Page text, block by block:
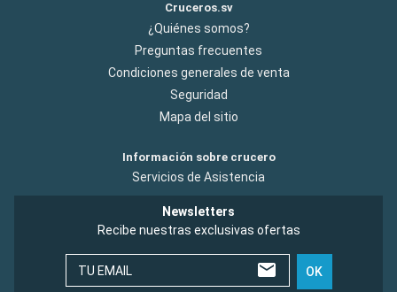
Cruceros.sv
¿Quiénes somos?
Preguntas frecuentes
Condiciones generales de venta
Seguridad
Mapa del sitio
Información sobre crucero
Servicios de Asistencia
Newsletters
Recibe nuestras exclusivas ofertas
TU EMAIL OK